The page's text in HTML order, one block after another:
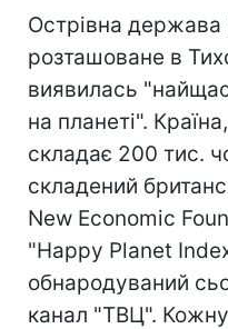
Острівна держава
розташоване в
виявилась
на планеті".
складає 200 тис.
складений
New Economic
"Happy Planet
обнародуваний
канал "ТВЦ". Кожну